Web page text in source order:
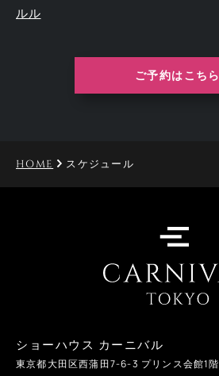
ルル
ご予約はこちら
HOME スケジュール
ショーハウス カーニバル
東京都大田区西蒲田7-6-3 プリンス会館1階